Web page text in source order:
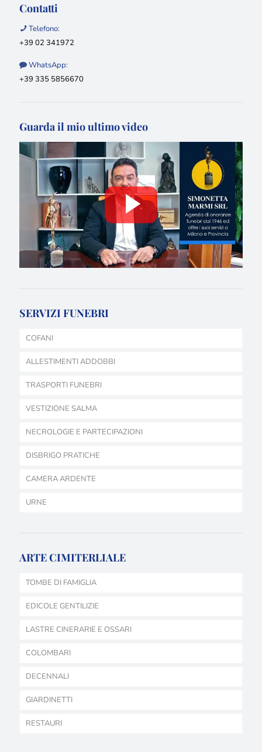
Contatti
Telefono:
+39 02 341972
WhatsApp:
+39 335 5856670
Guarda il mio ultimo video
SERVIZI FUNEBRI
COFANI
ALLESTIMENTI ADDOBBI
TRASPORTI FUNEBRI
VESTIZIONE SALMA
NECROLOGIE E PARTECIPAZIONI
DISBRIGO PRATICHE
CAMERA ARDENTE
URNE
ARTE CIMITERLIALE
TOMBE DI FAMIGLIA
EDICOLE GENTILIZIE
LASTRE CINERARIE E OSSARI
COLOMBARI
DECENNALI
GIARDINETTI
RESTAURI